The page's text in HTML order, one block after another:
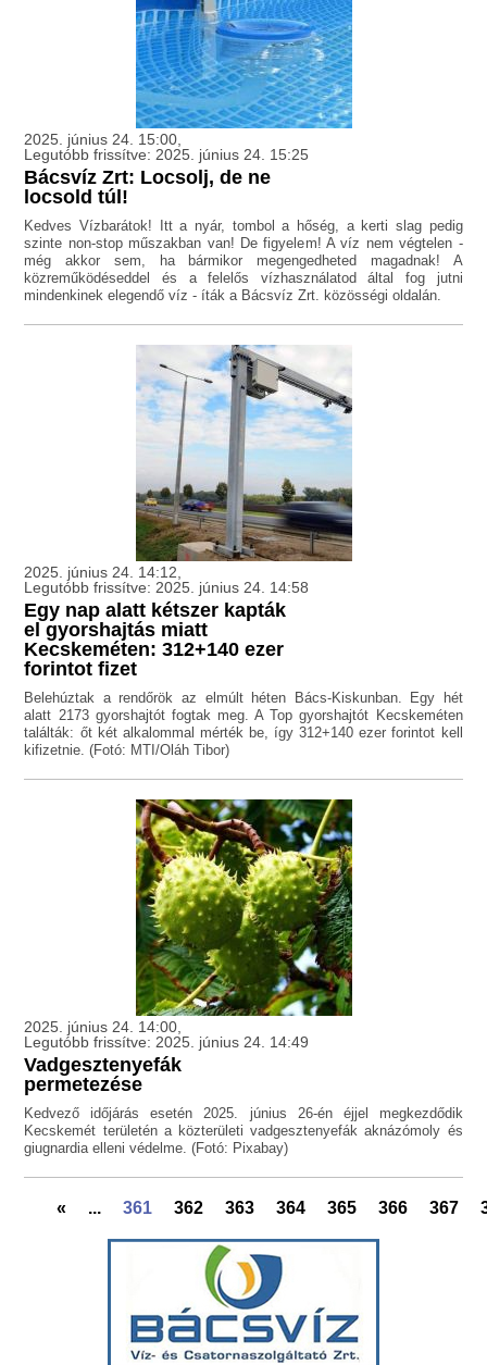
2025. június 24. 15:00,
Legutóbb frissítve: 2025. június 24. 15:25
Bácsvíz Zrt: Locsolj, de ne
locsold túl!
Kedves Vízbarátok! Itt a nyár, tombol a hőség, a kerti slag pedig
szinte non-stop műszakban van! De figyelem! A víz nem végtelen -
még akkor sem, ha bármikor megengedheted magadnak! A
közreműködéseddel és a felelős vízhasználatod által fog jutni
mindenkinek elegendő víz - íták a Bácsvíz Zrt. közösségi oldalán.
2025. június 24. 14:12,
Legutóbb frissítve: 2025. június 24. 14:58
Egy nap alatt kétszer kapták
el gyorshajtás miatt
Kecskeméten: 312+140 ezer
forintot fizet
Belehúztak a rendőrök az elmúlt héten Bács-Kiskunban. Egy hét
alatt 2173 gyorshajtót fogtak meg. A Top gyorshajtót Kecskeméten
találták: őt két alkalommal mérték be, így 312+140 ezer forintot kell
kifizetnie. (Fotó: MTI/Oláh Tibor)
2025. június 24. 14:00,
Legutóbb frissítve: 2025. június 24. 14:49
Vadgesztenyefák
permetezése
Kedvező időjárás esetén 2025. június 26-én éjjel megkezdődik
Kecskemét területén a közterületi vadgesztenyefák aknázómoly és
giugnardia elleni védelme. (Fotó: Pixabay)
« ... 361 362 363 364 365 366 367